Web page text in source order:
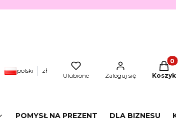
polski zł
Ulubione Zaloguj się Koszyk
POMYSŁ NA PREZENT DLA BIZNESU